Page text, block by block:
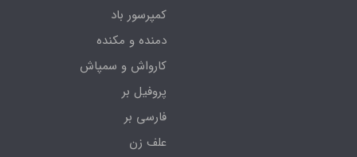
کمپرسور باد
دمنده و مکنده
کارواش و سمپاش
پروفیل بر
فارسی بر
علف زن